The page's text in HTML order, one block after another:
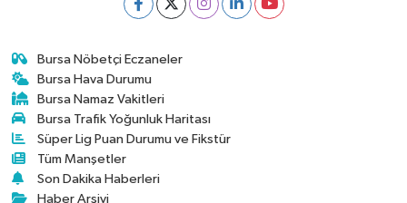
Bursa Nöbetçi Eczaneler
Bursa Hava Durumu
Bursa Namaz Vakitleri
Bursa Trafik Yoğunluk Haritası
Süper Lig Puan Durumu ve Fikstür
Tüm Manşetler
Son Dakika Haberleri
Haber Arşivi